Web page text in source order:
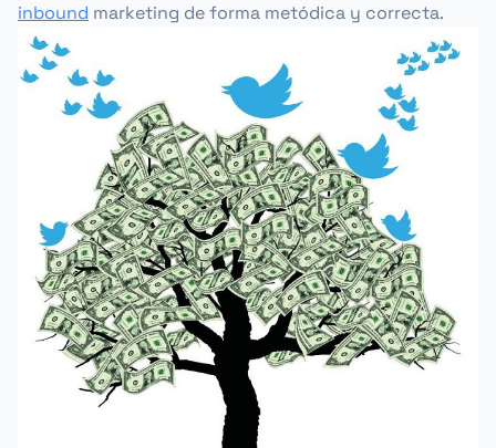
inbound marketing de forma metódica y correcta.